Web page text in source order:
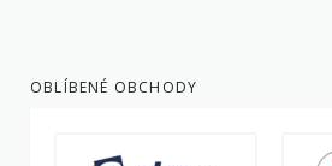
OBLÍBENÉ OBCHODY